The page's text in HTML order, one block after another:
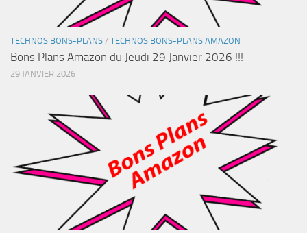
TECHNOS BONS-PLANS / TECHNOS BONS-PLANS AMAZON
Bons Plans Amazon du Jeudi 29 Janvier 2026 !!!
29 JANVIER 2026